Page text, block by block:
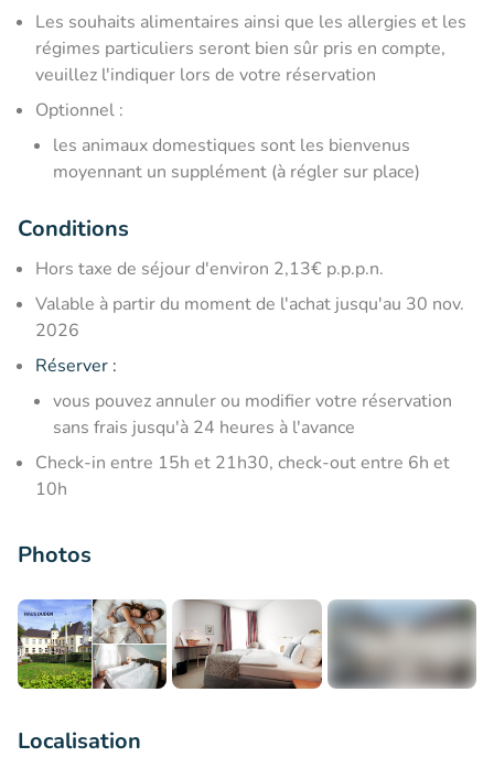
Les souhaits alimentaires ainsi que les allergies et les
régimes particuliers seront bien sûr pris en compte,
veuillez l'indiquer lors de votre réservation
Optionnel :
les animaux domestiques sont les bienvenus
moyennant un supplément (à régler sur place)
Conditions
Hors taxe de séjour d'environ 2,13€ p.p.p.n.
Valable à partir du moment de l'achat jusqu'au 30 nov.
2026
Réserver :
vous pouvez annuler ou modifier votre réservation
sans frais jusqu'à 24 heures à l'avance
Check-in entre 15h et 21h30, check-out entre 6h et
10h
Photos
Localisation